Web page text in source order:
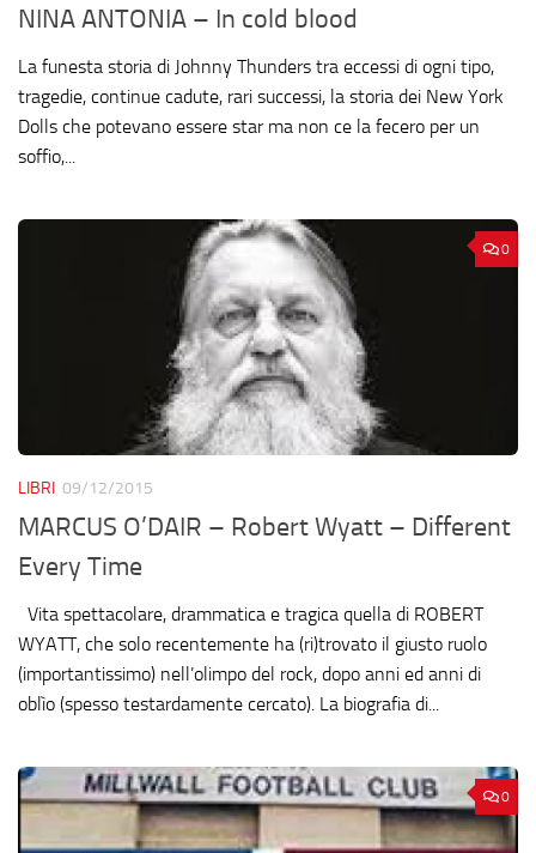
NINA ANTONIA – In cold blood
La funesta storia di Johnny Thunders tra eccessi di ogni tipo,
tragedie, continue cadute, rari successi, la storia dei New York
Dolls che potevano essere star ma non ce la fecero per un
soffio,...
0
LIBRI 09/12/2015
MARCUS O’DAIR – Robert Wyatt – Different
Every Time
Vita spettacolare, drammatica e tragica quella di ROBERT
WYATT, che solo recentemente ha (ri)trovato il giusto ruolo
(importantissimo) nell’olimpo del rock, dopo anni ed anni di
oblìo (spesso testardamente cercato). La biografia di...
0